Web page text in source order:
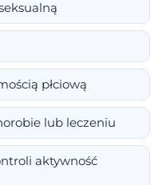
płciową
lub leczeniu
aktywność